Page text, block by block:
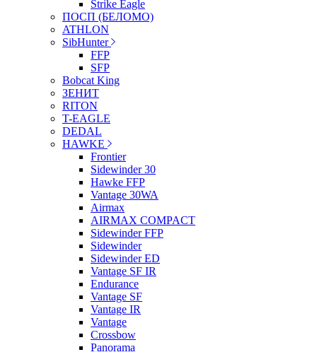
Strike Eagle
ПОСП (БЕЛОМО)
ATHLON
SibHunter
FFP
SFP
Bobcat King
ЗЕНИТ
RITON
T-EAGLE
DEDAL
HAWKE
Frontier
Sidewinder 30
Hawke FFP
Vantage 30WA
Airmax
AIRMAX COMPACT
Sidewinder FFP
Sidewinder
Sidewinder ED
Vantage SF IR
Endurance
Vantage SF
Vantage IR
Vantage
Crossbow
Panorama